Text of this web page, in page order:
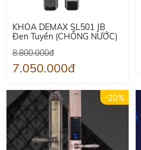
KHÓA DEMAX SL501 JB
Đen Tuyền (CHỐNG NƯỚC)
8.800.000đ
7.050.000đ
-20%